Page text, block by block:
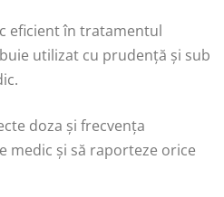
eficient în tratamentul
utilizat cu prudență și sub
doza și frecvența
medic și să raporteze orice